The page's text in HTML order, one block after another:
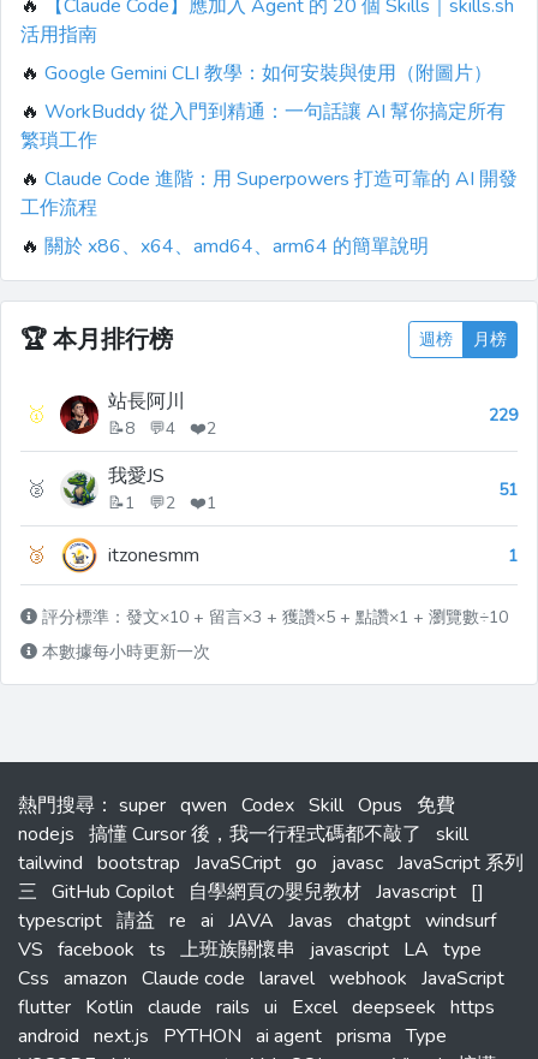
🔥
【Claude Code】應加入 Agent 的 20 個 Skills｜skills.sh
活用指南
🔥 Google Gemini CLI 教學：如何安裝與使用（附圖片）
🔥 WorkBuddy 從入門到精通：一句話讓 AI 幫你搞定所有
繁瑣工作
🔥 Claude Code 進階：用 Superpowers 打造可靠的 AI 開發
工作流程
🔥 關於 x86、x64、amd64、arm64 的簡單說明
🏆本月排行榜 週榜 月榜
🥇 站長阿川
📝8 💬4 ❤️2
229
🥈 我愛JS
📝1 💬2 ❤️1
51
🥉 itzonesmm 1
評分標準：發文×10 + 留言×3 + 獲讚×5 + 點讚×1 + 瀏覽數÷10
本數據每小時更新一次
熱門搜尋 ： super qwen Codex Skill Opus
免費
nodejs 搞懂 Cursor 後，我一行程式碼都不敲了
skill
tailwind bootstrap JavaSCript go javasc JavaScript 系列
三 GitHub Copilot 自學網頁の嬰兒教材 Javascript []
typescript 請益 re ai JAVA Javas chatgpt windsurf
VS facebook ts 上班族關懷串 javascript LA type
Css amazon Claude code laravel webhook JavaScript
flutter Kotlin claude rails ui Excel deepseek https
android next.js PYTHON ai agent prisma Type